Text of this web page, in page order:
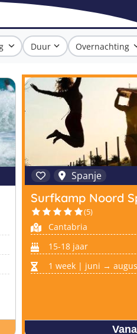
Duur Overnachting
Spanje
Surfkamp Noord
(5)
Cantabria
15-18 jaar
1 week | juni →